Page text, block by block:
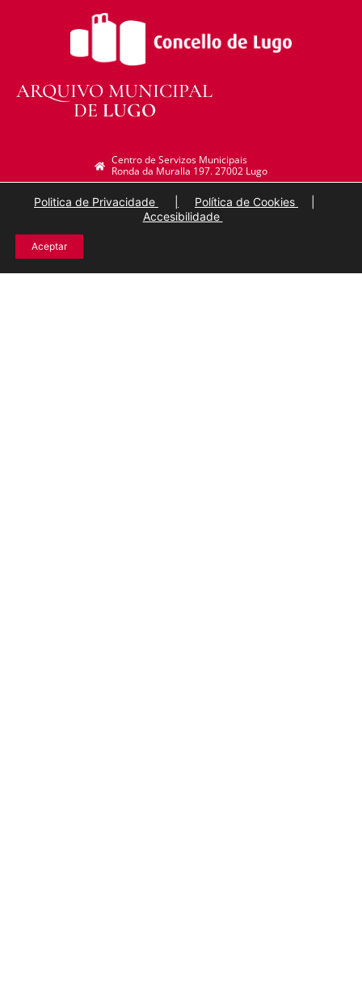
ARQUIVO MUNICIPAL
DE LUGO
Centro de Servizos Municipais
Ronda da Muralla 197. 27002 Lugo
982 297 249
arquivo@lugo.gal
Politica de Privacidade
Política de Cookies
Accesibilidade
Aceptar